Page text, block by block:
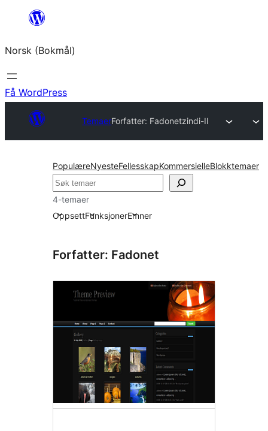
Hopp
innhold
Norsk (Bokmål)
Få WordPress
TemaerForfatter: Fadonetzindi-II
PopulæreNyesteFellesskapKommersielleBlokktemaer
Søk
4-temaer
OppsettFunksjonerEmner
Forfatter: Fadonet